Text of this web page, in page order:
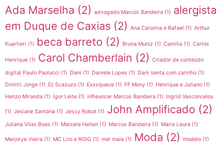
Ada Marselha (2) advogado Marcos Bandeira (1) alergista
em Duque de Caxias (2) Ana Carolina e Rafael (1) Arthur
Kuartieri (1) beca barreto (2) Bruna Muniz (1) Camilla (1) Carlos
Henrique (1) Carol Chamberlain (2) Criador de conteúdo
digital Paulo Paolucci (1) Dani (1) Daniele Lopes (1) Dani senta com carinho (1)
Dimitri Jorge (1) Dj Scazuzo (1) Exxxquece (1) FF Mony (1) Henrique e Juliano (1)
Henzo Miranda (1) Igor Leite (1) infleuncer Marcos Bandeira (1) Ingrid Vasconcelos
(1) Jesiane Santana (1) Jessy Robot (1) John Amplificado (2)
Juliana Vilas Boas (1) Marcela Hellen (1) Marcos Bandeira (1) Maria Laura (1)
Marjorye Vieira (1) MC Liro e ROIG (1) mel maia (1) Moda (2) modelo (1)